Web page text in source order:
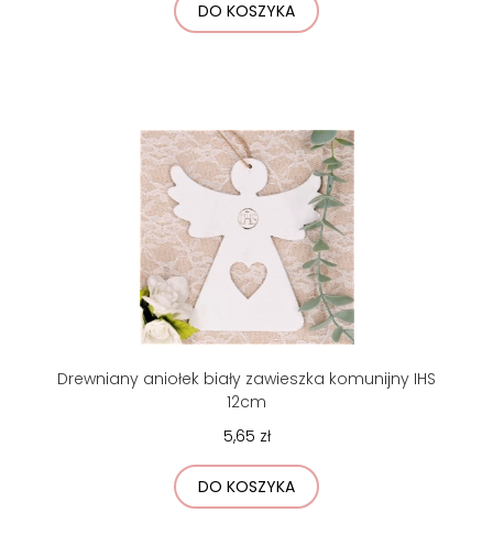
DO KOSZYKA
Drewniany aniołek biały zawieszka komunijny IHS
12cm
5,65 zł
DO KOSZYKA